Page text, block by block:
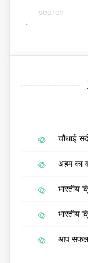
चौथाई
अहम का
भारतीय
भारतीय
आप सफल